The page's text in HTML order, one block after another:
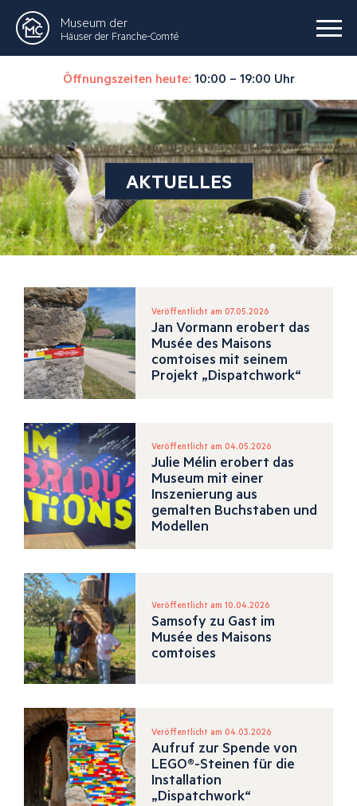
Museum der
Häuser der Franche-Comté
Öffnungszeiten heute: 10:00 – 19:00 Uhr
AKTUELLES
Veröffentlicht am 07.05.2026
Jan Vormann erobert das
Musée des Maisons
comtoises mit seinem
Projekt „Dispatchwork“
Veröffentlicht am 04.05.2026
Julie Mélin erobert das
Museum mit einer
Inszenierung aus
gemalten Buchstaben und
Modellen
Veröffentlicht am 10.04.2026
Samsofy zu Gast im
Musée des Maisons
comtoises
Veröffentlicht am 04.03.2026
Aufruf zur Spende von
LEGO®-Steinen für die
Installation
„Dispatchwork“